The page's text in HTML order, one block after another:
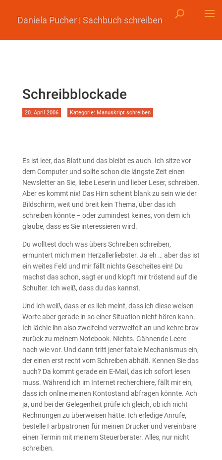
Daniela Pucher | Sachbuch schreiben
Schreibblockade
20. April 2006 Kategorie: Manuskript schreiben
Es ist leer, das Blatt und das bleibt es auch. Ich sitze vor
dem Computer und sollte schon die längste Zeit einen
Newsletter an Sie, liebe Leserin und lieber Leser, schreiben.
Aber es kommt nix! Das Hirn scheint blank zu sein wie der
Bildschirm, weit und breit kein Thema, über das ich
schreiben könnte – oder zumindest keines, von dem ich
glaube, dass es Sie interessieren wird.
Du wolltest doch was übers Schreiben schreiben,
ermuntert mich mein Herzallerliebster. Ja eh … aber das ist
ein weites Feld und mir fällt nichts Gescheites ein! Du
machst das schon, sagt er und klopft mir tröstend auf die
Schulter. Ich weiß, dass du das kannst.
Und ich weiß, dass er es lieb meint, dass ich diese weisen
Worte aber gerade in so einer Situation nicht hören kann.
Ich lächle ihn also zweifelnd-verzweifelt an und kehre brav
zurück zu meinem Notebook. Nichts. Gähnende Leere
nach wie vor. Und dann tritt jener fatale Mechanismus ein,
der einen erst recht vom Schreiben abhält. Kennen Sie das
auch? Da kommt gerade ein E-Mail, das ich sofort lesen
muss. Während ich im Internet recherchiere, fällt mir ein,
dass ich online meinen Kontostand abfragen könnte. Ach
ja, und bei der Gelegenheit prüfe ich gleich, ob ich nicht
Rechnungen zu überweisen hätte. Ich erledige Anrufe,
bestelle Farbpatronen für meinen Drucker und vereinbare
einen Termin mit meinem Steuerberater. Alles, nur nicht
schreiben.